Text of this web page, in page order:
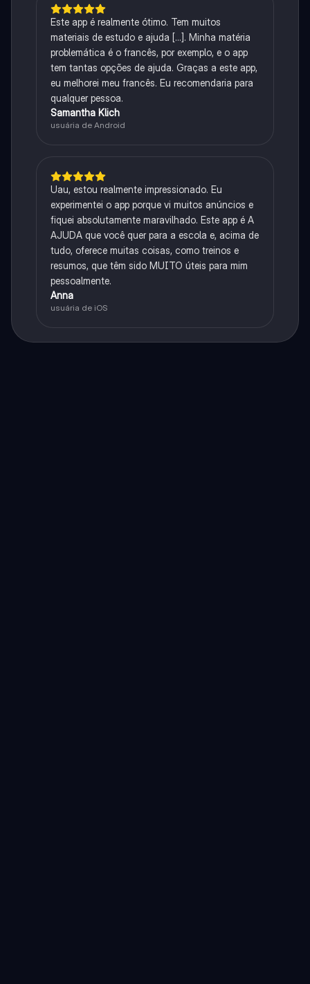
Este app é realmente ótimo. Tem muitos
materiais de estudo e ajuda [...]. Minha matéria
problemática é o francês, por exemplo, e o app
tem tantas opções de ajuda. Graças a este app,
eu melhorei meu francês. Eu recomendaria para
qualquer pessoa.
Samantha Klich
usuária de Android
Uau, estou realmente impressionado. Eu
experimentei o app porque vi muitos anúncios e
fiquei absolutamente maravilhado. Este app é A
AJUDA que você quer para a escola e, acima de
tudo, oferece muitas coisas, como treinos e
resumos, que têm sido MUITO úteis para mim
pessoalmente.
Anna
usuária de iOS